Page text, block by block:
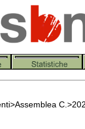
>Assemblea C.